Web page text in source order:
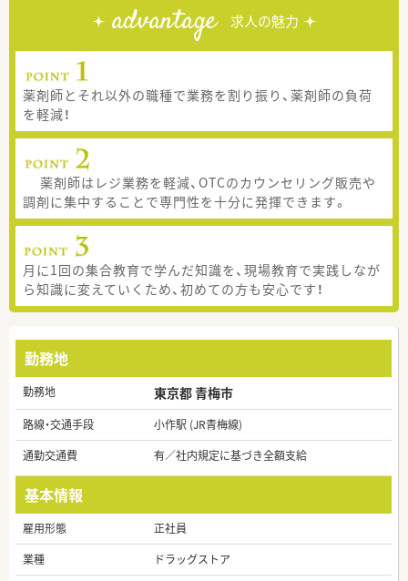
advantage 求人の魅力
薬剤師とそれ以外の職種で業務を割り振り、薬剤師の負荷
を軽減！
薬剤師はレジ業務を軽減、OTCのカウンセリング販売や
調剤に集中することで専門性を十分に発揮できます。
月に1回の集合教育で学んだ知識を、現場教育で実践しなが
ら知識に変えていくため、初めての方も安心です！
勤務地
勤務地 東京都 青梅市
路線・交通手段
小作駅 (JR青梅線)
通勤交通費
有／社内規定に基づき全額支給
基本情報
雇用形態
正社員
業種
ドラッグストア